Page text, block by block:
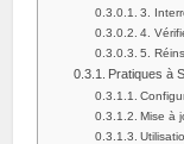
3.
4.
5.
Pratiques à
Mise à